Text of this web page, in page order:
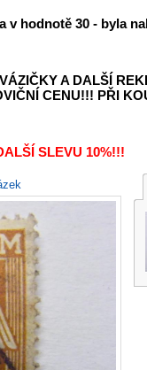
v hodnotě 30 - byla
A DALŠÍ
CENU!!! PŘI
SLEVU 10%!!!